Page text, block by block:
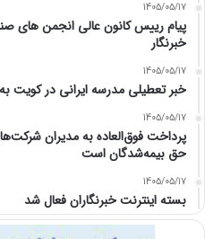
1405/05/17
پیام رییس کانون عالی انجمن های
خبرنگار
1405/05/17
خبر تعطیلی مدرسه ایرانی در
1405/05/17
پرداخت فوق‌العاده به مدیران
حق بیمه‌شدگان است
1405/05/17
بسته اینترنت خبرنگاران فعال شد